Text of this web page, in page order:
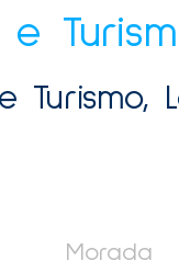
Turismo,
Morada